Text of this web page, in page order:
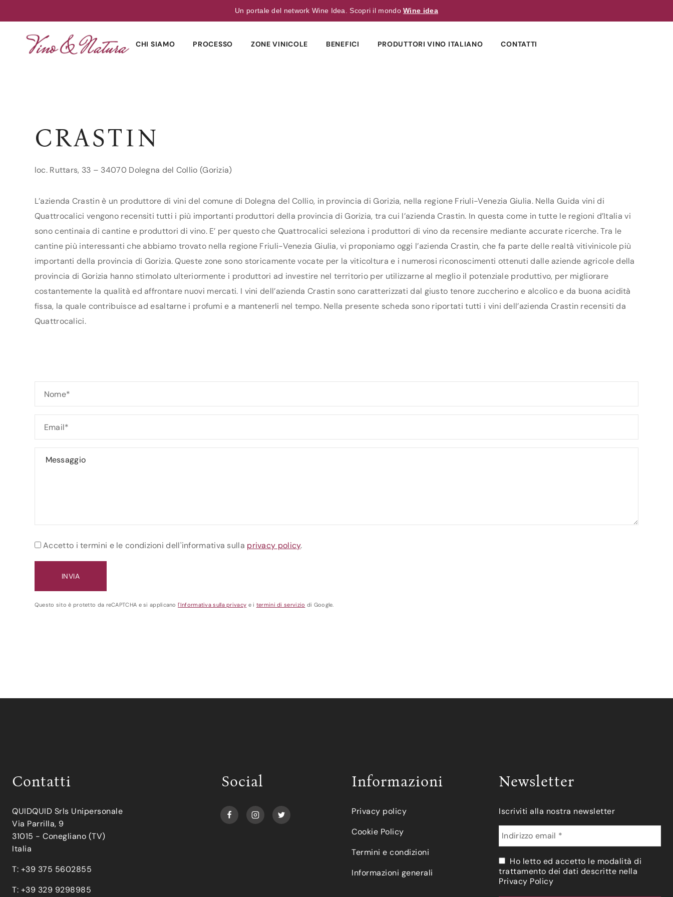
Un portale del network Wine Idea. Scopri il mondoWine idea
CHI SIAMO PROCESSO ZONE VINICOLE BENEFICI PRODUTTORI VINO ITALIANO CONTATTI
CRASTIN
loc. Ruttars, 33 – 34070 Dolegna del Collio (Gorizia)
L’azienda Crastin è un produttore di vini del comune di Dolegna del Collio, in provincia di Gorizia, nella regione Friuli-Venezia Giulia. Nella Guida vini di
Quattrocalici vengono recensiti tutti i più importanti produttori della provincia di Gorizia, tra cui l’azienda Crastin. In questa come in tutte le regioni d’Italia vi
sono centinaia di cantine e produttori di vino. E’ per questo che Quattrocalici seleziona i produttori di vino da recensire mediante accurate ricerche. Tra le
cantine più interessanti che abbiamo trovato nella regione Friuli-Venezia Giulia, vi proponiamo oggi l’azienda Crastin, che fa parte delle realtà vitivinicole più
importanti della provincia di Gorizia. Queste zone sono storicamente vocate per la viticoltura e i numerosi riconoscimenti ottenuti dalle aziende agricole della
provincia di Gorizia hanno stimolato ulteriormente i produttori ad investire nel territorio per utilizzarne al meglio il potenziale produttivo, per migliorare
costantemente la qualità ed affrontare nuovi mercati. I vini dell’azienda Crastin sono caratterizzati dal giusto tenore zuccherino e alcolico e da buona acidità
fissa, la quale contribuisce ad esaltarne i profumi e a mantenerli nel tempo. Nella presente scheda sono riportati tutti i vini dell’azienda Crastin recensiti da
Quattrocalici.
Accetto i termini e le condizioni dell'informativa sulla privacy policy.
Questo sito è protetto da reCAPTCHA e si applicanol'Informativa sulla privacy e i termini di servizio di Google.
Contatti
QUIDQUID Srls Unipersonale
Via Parrilla, 9
31015 - Conegliano (TV)
Italia
T: +39 375 5602855
T: +39 329 9298985
Social Informazioni
Privacy policy
Cookie Policy
Termini e condizioni
Informazioni generali
Newsletter
Iscriviti alla nostra newsletter
Ho letto ed accetto le modalità di
trattamento dei dati descritte nella
Privacy Policy